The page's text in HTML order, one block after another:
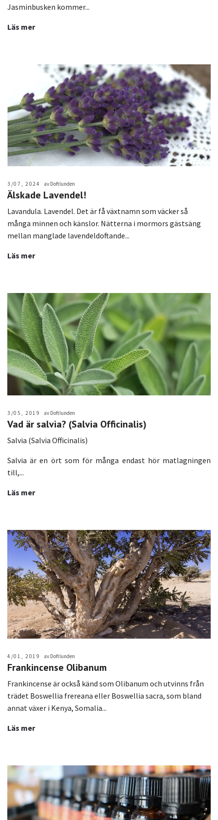
Jasminbusken kommer...
Läs mer
3/07, 2024 av Doftlunden
Älskade Lavendel!
Lavandula. Lavendel. Det är få växtnamn som väcker så
många minnen och känslor. Nätterna i mormors gästsäng
mellan manglade lavendeldoftande...
Läs mer
3/05, 2019 av Doftlunden
Vad är salvia? (Salvia Officinalis)
Salvia (Salvia Officinalis)
Salvia är en ört som för många endast hör matlagningen
till,...
Läs mer
4/01, 2019 av Doftlunden
Frankincense Olibanum
Frankincense är också känd som Olibanum och utvinns från
trädet Boswellia frereana eller Boswellia sacra, som bland
annat växer i Kenya, Somalia...
Läs mer